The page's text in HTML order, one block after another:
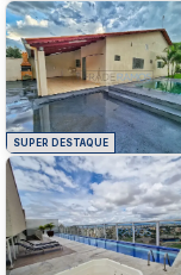
SUPER DESTAQUE